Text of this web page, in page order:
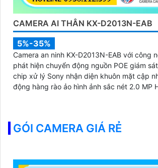
CAMERA AI THÂN KX-D2013N-EAB
5%-35%
Camera an ninh KX-D2013N-EAB với công
phát hiện chuyển động nguồn POE giám
chip xử lý Sony nhận diện khuôn mặt cập
động hàng rào ảo hình ảnh sắc nét 2.0 MP
GÓI CAMERA GIÁ RẺ